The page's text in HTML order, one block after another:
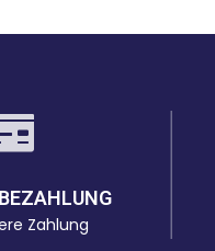
Zahlung